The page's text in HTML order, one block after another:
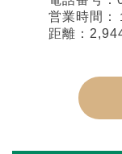
営業時間：
距離：